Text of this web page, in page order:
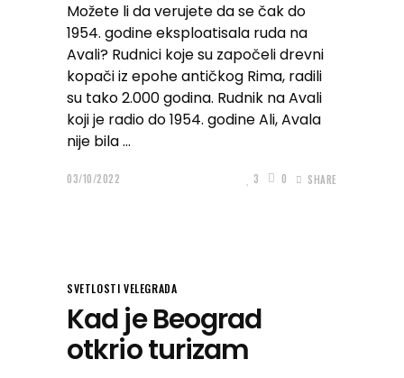
Možete li da verujete da se čak do
1954. godine eksploatisala ruda na
Avali? Rudnici koje su započeli drevni
kopači iz epohe antičkog Rima, radili
su tako 2.000 godina. Rudnik na Avali
koji je radio do 1954. godine Ali, Avala
nije bila
03/10/2022 3 0 SHARE
SVETLOSTI VELEGRADA
Kad je Beograd
otkrio turizam